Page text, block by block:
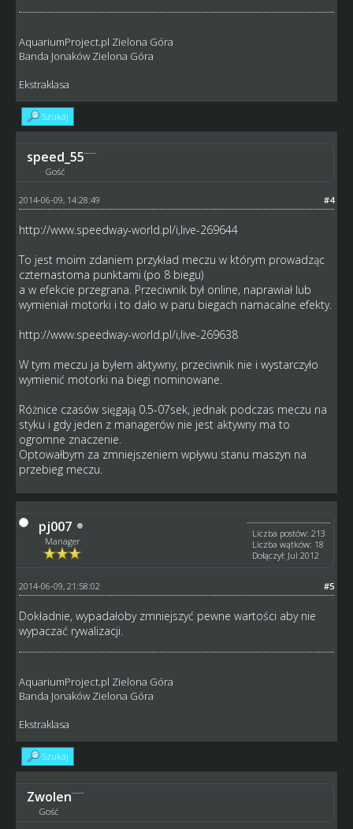
AquariumProject.pl Zielona Góra
Banda Jonaków Zielona Góra
Ekstraklasa
Szukaj
speed_55
Gość
#4
2014-06-09, 14:28:49
http://www.speedway-world.pl/i,live-269644
To jest moim zdaniem przykład meczu w którym prowadząc
czternastoma punktami (po 8 biegu)
a w efekcie przegrana. Przeciwnik był online, naprawiał lub
wymieniał motorki i to dało w paru biegach namacalne efekty.
http://www.speedway-world.pl/i,live-269638
W tym meczu ja byłem aktywny, przeciwnik nie i wystarczyło
wymienić motorki na biegi nominowane.
Różnice czasów sięgają 0.5-07sek, jednak podczas meczu na
styku i gdy jeden z managerów nie jest aktywny ma to
ogromne znaczenie.
Optowałbym za zmniejszeniem wpływu stanu maszyn na
przebieg meczu.
pj007
Manager
Liczba postów: 213
Liczba wątków: 18
Dołączył: Jul 2012
#5
2014-06-09, 21:58:02
Dokładnie, wypadałoby zmniejszyć pewne wartości aby nie
wypaczać rywalizacji.
AquariumProject.pl Zielona Góra
Banda Jonaków Zielona Góra
Ekstraklasa
Szukaj
Zwolen
Gość